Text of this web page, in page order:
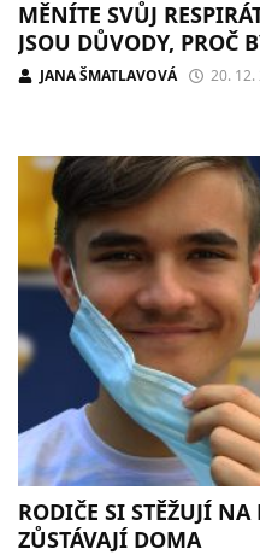
MĚNÍTE SVŮJ
JSOU DŮVODY, PROČ
JANA ŠMATLAVOVÁ 20. 12.
RODIČE SI STĚŽUJÍ
ZŮSTÁVAJÍ DOMA